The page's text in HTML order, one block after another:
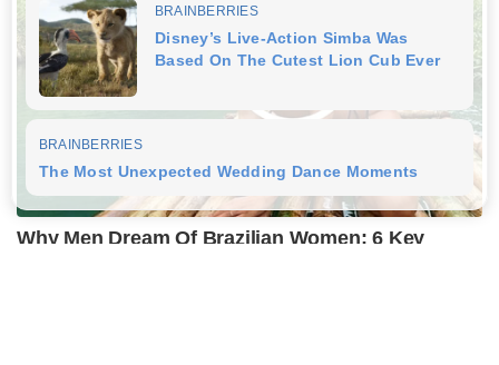
Why Men Dream Of Brazilian Women: 6 Key